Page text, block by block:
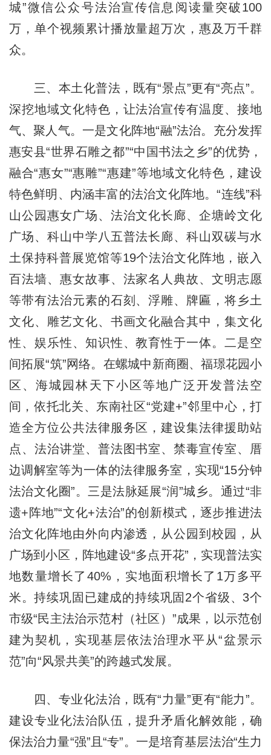
城”微信公众号法治宣传信息阅读量突破100
万，单个视频累计播放量超万次，惠及万千群
众。
三、本土化普法，既有“景点”更有“亮点”。
深挖地域文化特色，让法治宣传有温度、接地
气、聚人气。一是文化阵地“融”法治。充分发挥
惠安县“世界石雕之都”“中国书法之乡”的优势，
融合“惠女”“惠雕”“惠建”等地域文化特色，建设
特色鲜明、内涵丰富的法治文化阵地。“连线”科
山公园惠女广场、法治文化长廊、企塘岭文化
广场、科山中学八五普法长廊、科山双碳与水
土保持科普展览馆等19个法治文化阵地，嵌入
百法墙、惠女故事、法家名人典故、文明志愿
等带有法治元素的石刻、浮雕、牌匾，将乡土
文化、雕艺文化、书画文化融合其中，集文化
性、娱乐性、知识性、教育性于一体。二是空
间拓展“筑”网络。在螺城中新商圈、福璟花园小
区、海城园林天下小区等地广泛开发普法空
间，依托北关、东南社区“党建+”邻里中心，打
造全方位公共法律服务区，建设集法律援助站
点、法治讲堂、普法图书室、禁毒宣传室、厝
边调解室等为一体的法律服务室，实现“15分钟
法治文化圈”。三是法脉延展“润”城乡。通过“非
遗+阵地”“文化+法治”的创新模式，逐步推进法
治文化阵地由外向内渗透，从公园到校园，从
广场到小区，阵地建设“多点开花”，实现普法实
地数量增长了40%，实地面积增长了1万多平
米。持续巩固已建成的持续巩固2个省级、3个
市级“民主法治示范村（社区）”成果，以示范创
建为契机，实现基层依法治理水平从“盆景示
范”向“风景共美”的跨越式发展。
四、专业化法治，既有“力量”更有“能力”。
建设专业化法治队伍，提升矛盾化解效能，确
保法治力量“强”且“专”。一是培育基层法治“生力